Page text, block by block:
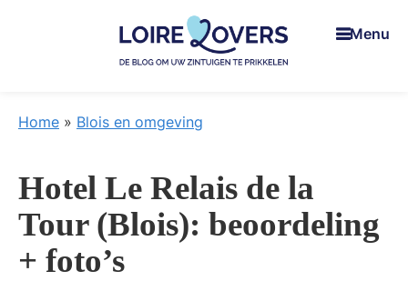
Ihre
wecken
in
de
Loire-
Menu
Home » Blois en omgeving
Hotel Le Relais de la
Tour (Blois): beoordeling
+ foto’s